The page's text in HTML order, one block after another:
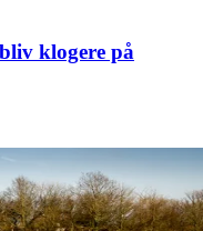
klogere på